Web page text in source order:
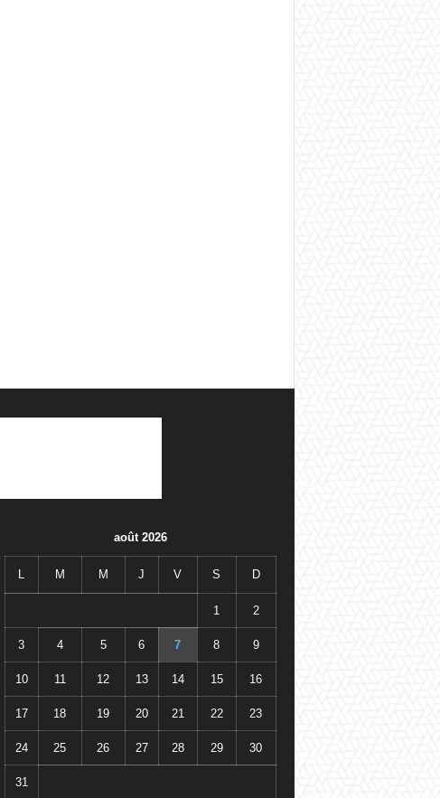
août 2026
L M M J V S D
1 2
3 4 5 6 7 8 9
10 11 12 13 14 15 16
17 18 19 20 21 22 23
24 25 26 27 28 29 30
31